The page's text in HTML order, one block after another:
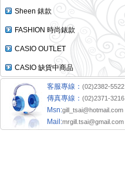
Sheen 錶款
FASHION 時尚錶款
CASIO OUTLET
CASIO 缺貨中商品
客服專線： (02)2382-5522
傳真專線： (02)2371-3216
Msn:gill_tsai@hotmail.com
Mail:mrgill.tsai@gmail.com